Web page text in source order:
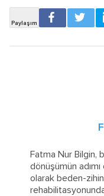
Fatma Nur Bilgin,
dönüşümün
olarak beden-